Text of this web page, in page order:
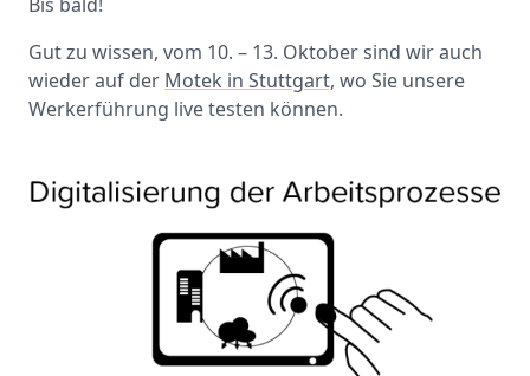
Gut zu wissen, vom 10. – 13. Oktober sind wir auch
wieder auf der Motek in Stuttgart, wo Sie unsere
Werkerführung live testen können.